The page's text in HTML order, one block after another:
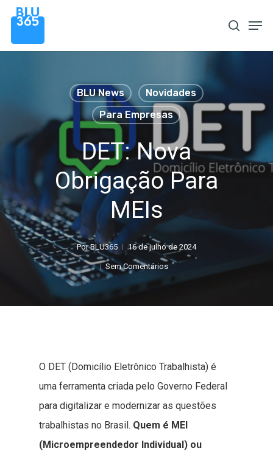
Pular
para
procura
BLU News
Novidades
Para Empresas
DET: Nova
Obrigação Para
MEIs
Por BLU365 16 de julho de 2024
Sem Comentários
O DET (Domicílio Eletrônico Trabalhista) é
uma ferramenta criada pelo Governo Federal
para digitalizar e modernizar as questões
trabalhistas no Brasil. Quem é MEI
(Microempreendedor Individual) ou